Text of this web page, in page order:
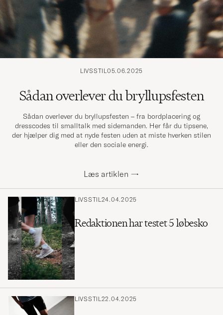
LIVSSTIL05.06.2025
Sådan overlever du bryllupsfesten
Sådan overlever du bryllupsfesten – fra bordplacering og
dresscodes til smalltalk med sidemanden. Her får du tipsene,
der hjælper dig med at nyde festen uden at miste hverken stilen
eller den sociale energi.
Læs artiklen →
LIVSSTIL24.04.2025
Redaktionen har testet 5 løbesko
LIVSSTIL22.04.2025